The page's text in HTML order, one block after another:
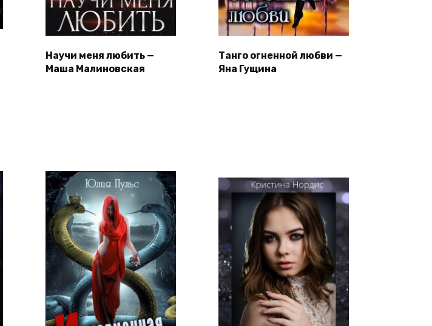
Научи меня любить —
Маша Малиновская
Танго огненной любви —
Яна Гущина